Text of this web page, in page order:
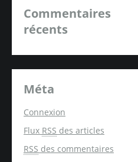
Commentaires
récents
Méta
Connexion
Flux RSS des articles
RSS des commentaires